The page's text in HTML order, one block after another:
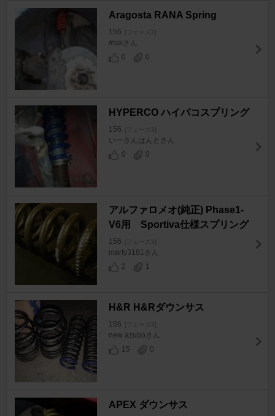
Aragosta RANA Spring
156 [フェーズ3]
#takさん
0
0
HYPERCO ハイパコスプリング
156 [フェーズ3]
いーさんはんとさん
0
0
アルファロメオ(純正) Phase1-
V6用 Sportiva仕様スプリング
156 [フェーズ3]
marfy3181さん
2
1
H&R H&Rダウンサス
156 [フェーズ3]
new azuboさん
15
0
APEX ダウンサス